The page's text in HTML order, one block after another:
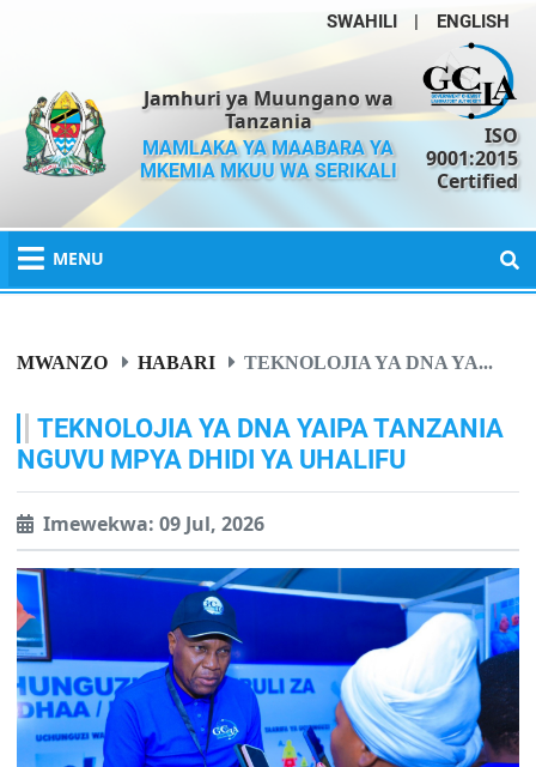
SWAHILI | ENGLISH
Jamhuri ya Muungano wa
Tanzania
MAMLAKA YA MAABARA YA
MKEMIA MKUU WA SERIKALI
ISO
9001:2015
Certified
MENU
MWANZO HABARI TEKNOLOJIA YA DNA YA...
TEKNOLOJIA YA DNA YAIPA TANZANIA
NGUVU MPYA DHIDI YA UHALIFU
Imewekwa: 09 Jul, 2026